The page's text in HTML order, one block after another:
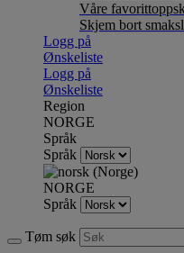
Våre
Skjem bort
Logg på
Ønskeliste
Logg på
Ønskeliste
Region
NORGE
Språk
Språk
NORGE
Språk
Tøm søk